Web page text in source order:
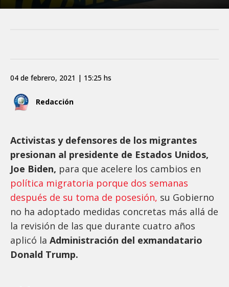
Redacción
04 de febrero, 2021 | 15:25 hs
Activistas y defensores de los migrantes
presionan al presidente de Estados Unidos,
Joe Biden, para que acelere los cambios en
política migratoria porque dos semanas
después de su toma de posesión, su Gobierno
no ha adoptado medidas concretas más allá de
la revisión de las que durante cuatro años
aplicó la Administración del exmandatario
Donald Trump.